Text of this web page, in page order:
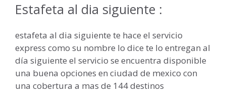
Estafeta al dia siguiente :
estafeta al dia siguiente te hace el servicio
express como su nombre lo dice te lo entregan al
día siguiente el servicio se encuentra disponible
una buena opciones en ciudad de mexico con
una cobertura a mas de 144 destinos